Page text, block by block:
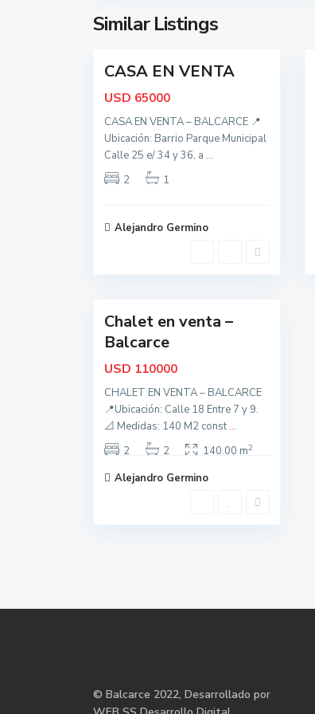
Similar Listings
c
e
CASA EN VENTA
USD 65000
CASA EN VENTA – BALCARCE 📍
Ubicación: Barrio Parque Municipal
Calle 25 e/ 34 y 36, a ...
2
1
Alejandro Germino
o
o
s
,
B
a
a
Chalet en venta –
Balcarce
USD 110000
CHALET EN VENTA – BALCARCE
📍Ubicación: Calle 18 Entre 7 y 9.
📐 Medidas: 140 M2 const ...
2
2 140.00 m2
Alejandro Germino
© Balcarce 2022, Desarrollado por